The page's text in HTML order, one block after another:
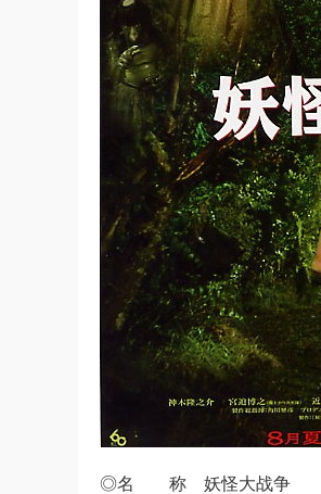
◎名 称 妖怪大战争